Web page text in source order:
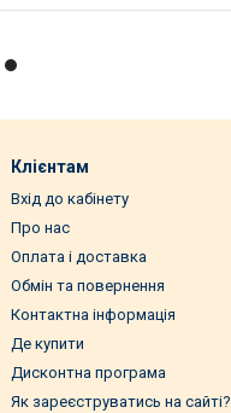
Клієнтам
Вхід до кабінету
Про нас
Оплата і доставка
Обмін та повернення
Контактна інформація
Де купити
Дисконтна програма
Як зареєструватись на сайті?